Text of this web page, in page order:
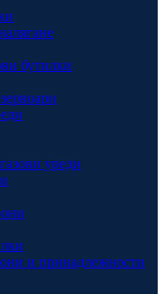
бутилки
уреди
и принадлежности